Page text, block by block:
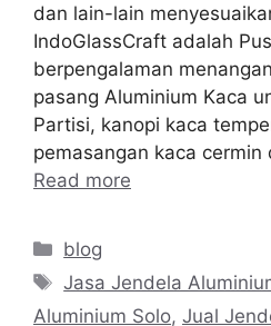
dan lain-lain
IndoGlassCraft adalah
berpengalaman
pasang Aluminium Kaca
Partisi, kanopi kaca
pemasangan kaca
Read more
Categories
blog
Tags
Jasa Jendela
Aluminium Solo, Jual